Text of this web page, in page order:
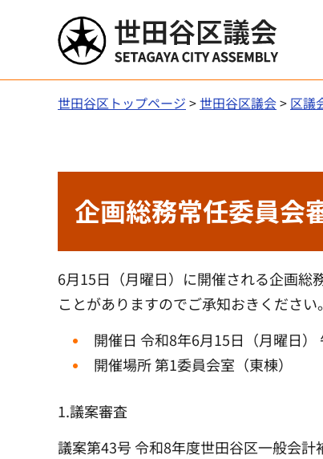
世田谷区議会
世田谷区トップページ >世田谷区議会> 区議
企画総務常任委員会
6月15日（月曜日）に開催される企画総
ことがありますのでご承知おきください。
開催日 令和8年6月15日（月曜日）
開催場所 第1委員会室（東棟）
1.議案審査
議案第43号 令和8年度世田谷区一般会計